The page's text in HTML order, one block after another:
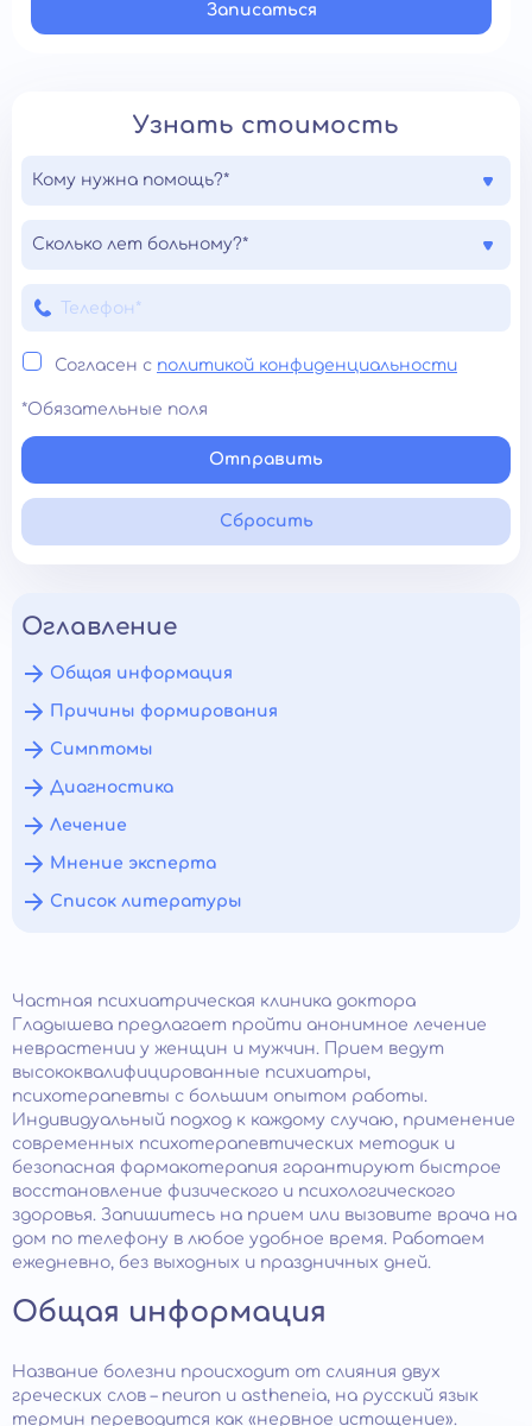
Записатьcя
Узнать стоимость
Кому нужна помощь?*
Сколько лет больному?*
Согласен с политикой конфиденциальности
*Обязательные поля
Отправить
Сбросить
Оглавление
Общая информация
Причины формирования
Симптомы
Диагностика
Лечение
Мнение эксперта
Список литературы
Частная психиатрическая клиника доктора
Гладышева предлагает пройти анонимное лечение
неврастении у женщин и мужчин. Прием ведут
высококвалифицированные психиатры,
психотерапевты с большим опытом работы.
Индивидуальный подход к каждому случаю, применение
современных психотерапевтических методик и
безопасная фармакотерапия гарантируют быстрое
восстановление физического и психологического
здоровья. Запишитесь на прием или вызовите врача на
дом по телефону в любое удобное время. Работаем
ежедневно, без выходных и праздничных дней.
Общая информация
Название болезни происходит от слияния двух
греческих слов – neuron и astheneia, на русский язык
термин переводится как «нервное истощение».